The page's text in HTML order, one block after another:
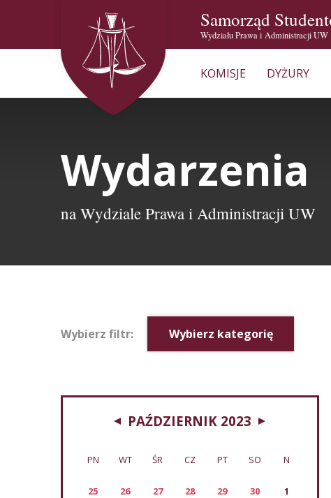
Samorząd
Wydziału Prawa i Administracji UW
KOMISJE DYŻURY
Wydarzenia
na Wydziale Prawa i Administracji UW
Wybierz filtr: Wybierz kategorię
PAŹDZIERNIK 2023
PN WT ŚR CZ PT SO N
25 26 27 28 29 30 1